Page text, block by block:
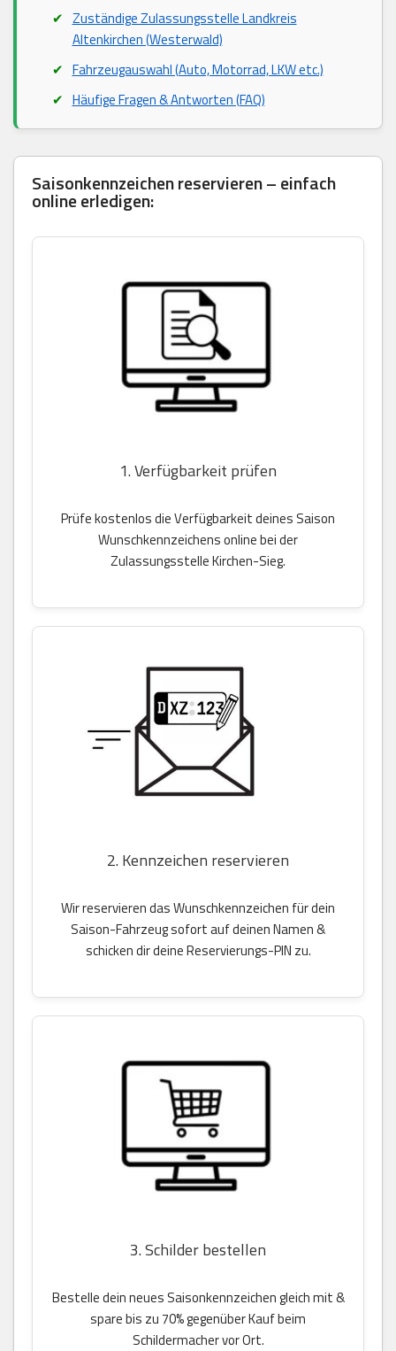
Zuständige Zulassungsstelle Landkreis
Altenkirchen (Westerwald)
Fahrzeugauswahl (Auto, Motorrad, LKW etc.)
Häufige Fragen & Antworten (FAQ)
Saisonkennzeichen reservieren – einfach
online erledigen:
1. Verfügbarkeit prüfen
Prüfe kostenlos die Verfügbarkeit deines Saison
Wunschkennzeichens online bei der
Zulassungsstelle Kirchen-Sieg.
2. Kennzeichen reservieren
Wir reservieren das Wunschkennzeichen für dein
Saison-Fahrzeug sofort auf deinen Namen &
schicken dir deine Reservierungs-PIN zu.
3. Schilder bestellen
Bestelle dein neues Saisonkennzeichen gleich mit &
spare bis zu 70% gegenüber Kauf beim
Schildermacher vor Ort.